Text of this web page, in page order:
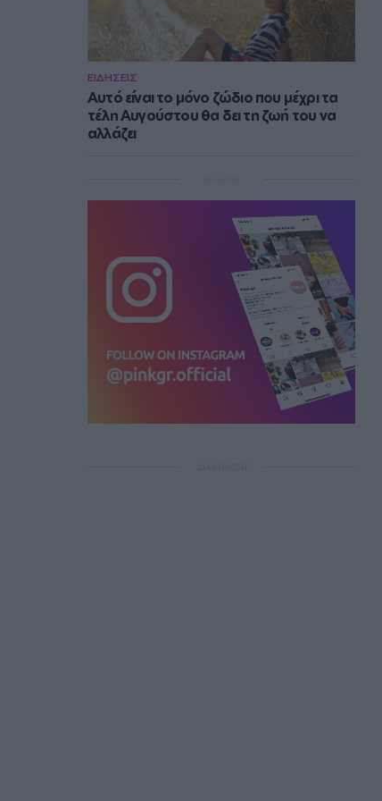
ΕΙΔΗΣΕΙΣ
Αυτό είναι το μόνο ζώδιο που μέχρι τα
τέλη Αυγούστου θα δει τη ζωή του να
αλλάζει